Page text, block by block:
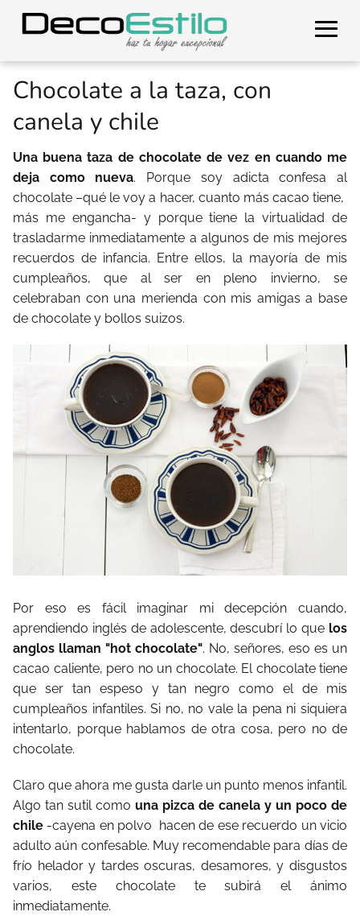
Chocolate a la taza, con
canela y chile
Una buena taza de chocolate de vez en cuando me
deja como nueva. Porque soy adicta confesa al
chocolate –qué le voy a hacer, cuanto más cacao tiene,
más me engancha- y porque tiene la virtualidad de
trasladarme inmediatamente a algunos de mis mejores
recuerdos de infancia. Entre ellos, la mayoría de mis
cumpleaños, que al ser en pleno invierno, se
celebraban con una merienda con mis amigas a base
de chocolate y bollos suizos.
Por eso es fácil imaginar mi decepción cuando,
aprendiendo inglés de adolescente, descubrí lo que los
anglos llaman "hot chocolate". No, señores, eso es un
cacao caliente, pero no un chocolate. El chocolate tiene
que ser tan espeso y tan negro como el de mis
cumpleaños infantiles. Si no, no vale la pena ni siquiera
intentarlo, porque hablamos de otra cosa, pero no de
chocolate.
Claro que ahora me gusta darle un punto menos infantil.
Algo tan sutil como una pizca de canela y un poco de
chile -cayena en polvo hacen de ese recuerdo un vicio
adulto aún confesable. Muy recomendable para días de
frío helador y tardes oscuras, desamores, y disgustos
varios, este chocolate te subirá el ánimo
inmediatamente.